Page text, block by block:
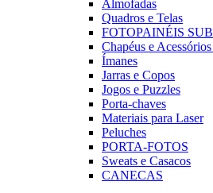
Almofadas
Quadros e Telas
FOTOPAINÉIS
Chapéus e
Ímanes
Jarras e Copos
Jogos e Puzzles
Porta-chaves
Materiais para Laser
Peluches
PORTA-FOTOS
Sweats e Casacos
CANECAS